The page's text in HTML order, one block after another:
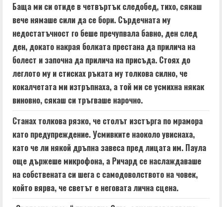
Баща ми си отиде в четвъртък следобед, тихо, сякаш
вече нямаше сили да се бори. Сърдечната му
недостатъчност го беше пречупвала бавно, ден след
ден, докато накрая болката престана да прилича на
болест и започна да прилича на присъда. Стоях до
леглото му и стисках ръката му толкова силно, че
кокалчетата ми изтръпнаха, а той ми се усмихна някак
виновно, сякаш си тръгваше нарочно.
Станах толкова рязко, че столът изстърга по мрамора
като предупреждение. Усмивките наоколо увиснаха,
като че ли някой дръпна завеса пред лицата им. Паула
още държеше микрофона, а Ричард се наслаждаваше
на собствената си шега с самодоволството на човек,
който вярва, че светът е неговата лична сцена.